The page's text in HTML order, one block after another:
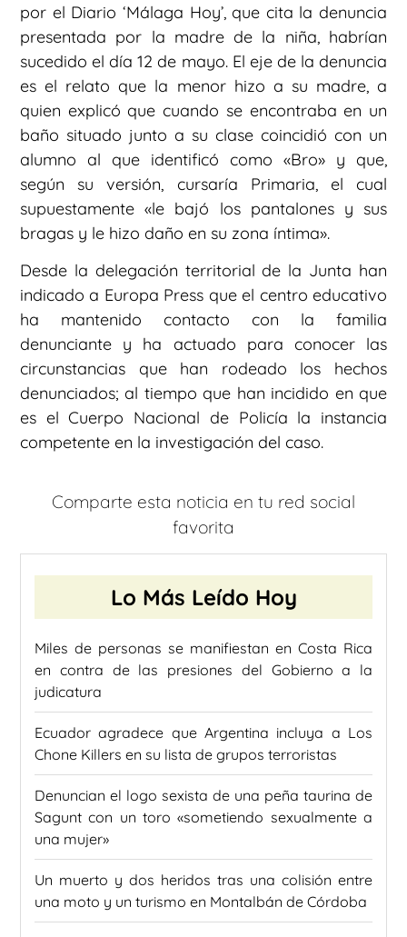
por el Diario ‘Málaga Hoy’, que cita la denuncia
presentada por la madre de la niña, habrían
sucedido el día 12 de mayo. El eje de la denuncia
es el relato que la menor hizo a su madre, a
quien explicó que cuando se encontraba en un
baño situado junto a su clase coincidió con un
alumno al que identificó como «Bro» y que,
según su versión, cursaría Primaria, el cual
supuestamente «le bajó los pantalones y sus
bragas y le hizo daño en su zona íntima».
Desde la delegación territorial de la Junta han
indicado a Europa Press que el centro educativo
ha mantenido contacto con la familia
denunciante y ha actuado para conocer las
circunstancias que han rodeado los hechos
denunciados; al tiempo que han incidido en que
es el Cuerpo Nacional de Policía la instancia
competente en la investigación del caso.
Comparte esta noticia en tu red social
favorita
Lo Más Leído Hoy
Miles de personas se manifiestan en Costa Rica
en contra de las presiones del Gobierno a la
judicatura
Ecuador agradece que Argentina incluya a Los
Chone Killers en su lista de grupos terroristas
Denuncian el logo sexista de una peña taurina de
Sagunt con un toro «sometiendo sexualmente a
una mujer»
Un muerto y dos heridos tras una colisión entre
una moto y un turismo en Montalbán de Córdoba